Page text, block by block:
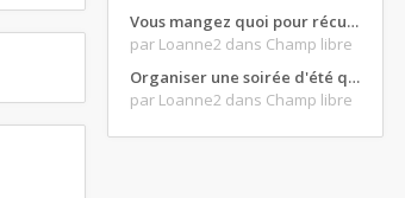
Vous mangez quoi pour récupérer après une grosse journée de moto ?
par Loanne2 dans Champ libre
Organiser une soirée d'été qui claque : vos bons plans matos ?
par Loanne2 dans Champ libre